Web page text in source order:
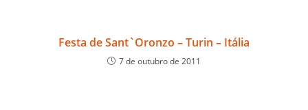
Festa de Sant`Oronzo – Turin – Itália
7 de outubro de 2011